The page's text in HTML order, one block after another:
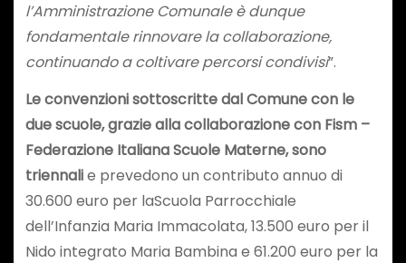
l’Amministrazione Comunale è dunque
fondamentale rinnovare la collaborazione,
continuando a coltivare percorsi condivisi”.
Le convenzioni sottoscritte dal Comune con le
due scuole, grazie alla collaborazione con Fism –
Federazione Italiana Scuole Materne, sono
triennalie prevedono un contributo annuo di
30.600 euro per laScuola Parrocchiale
dell’Infanzia Maria Immacolata, 13.500 euro per il
Nido integrato Maria Bambina e 61.200 euro per la